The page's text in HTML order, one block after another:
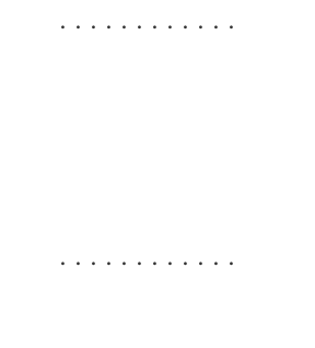
・・・・・・・・・・・・
・・・・・・・・・・・・